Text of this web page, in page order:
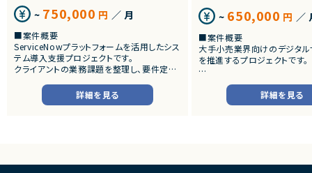
~ 750,000 円 ／ 月
■案件概要
ServiceNowプラットフォームを活用したシス
テム導入支援プロジェクトです。
クライアントの業務課題を整理し、要件定義
だきます。
詳細を見る
~ 650,000 円 ／
■案件概要
大手小売業界向けのデジタ
を推進するプロジェクトです。
■プロダクトやサービスの概
・店舗向けスマホアプリおよ
システムの継続的なエンハ
詳細を見る